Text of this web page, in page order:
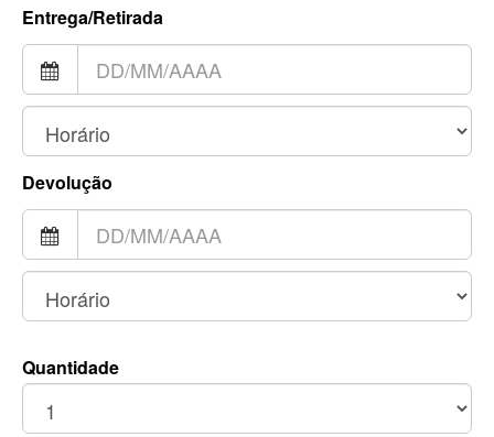
Entrega/Retirada
Devolução
Quantidade